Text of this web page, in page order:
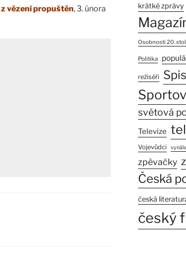
z vězení propuštěn, 3. února
krátké zprávy
Osobnosti 20.
Politika
režiséři
světová
Televize
Vojevůdci
zpěvačky
Česká
česká
český